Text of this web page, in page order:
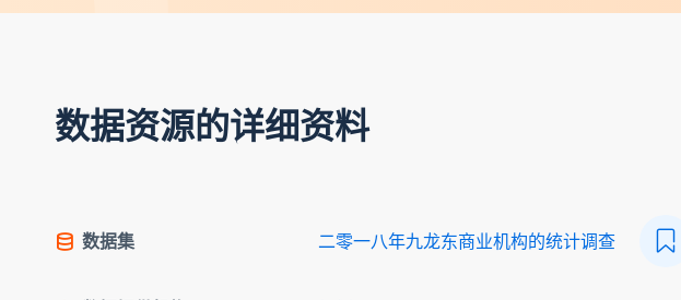
数据资源的详细资料
数据集 二零一八年九龙东商业机构的统计调查